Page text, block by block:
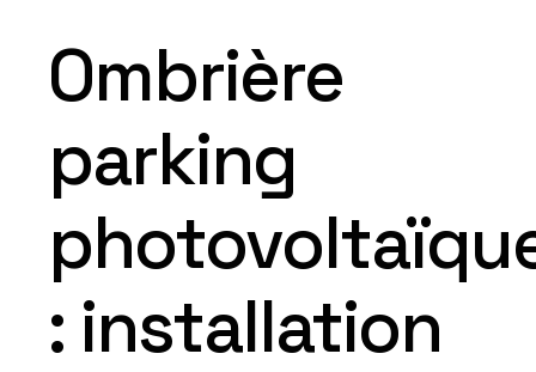
Ombrière
parking
: installation